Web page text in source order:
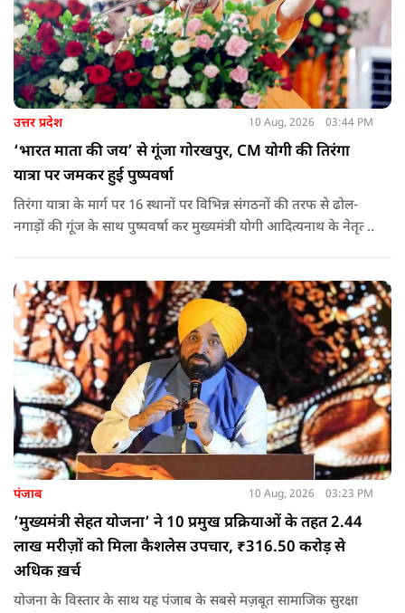
उत्तर प्रदेश 10 Aug, 2026 03:44 PM
‘भारत माता की जय’ से गूंजा गोरखपुर, CM योगी की तिरंगा
यात्रा पर जमकर हुई पुष्पवर्षा
तिरंगा यात्रा के मार्ग पर 16 स्थानों पर विभिन्न संगठनों की तरफ से ढोल-
नगाड़ों की गूंज के साथ पुष्पवर्षा कर मुख्यमंत्री योगी आदित्यनाथ के नेतृत्व
पंजाब 10 Aug, 2026 03:23 PM
’मुख्यमंत्री सेहत योजना’ ने 10 प्रमुख प्रक्रियाओं के तहत 2.44
लाख मरीज़ों को मिला कैशलेस उपचार, ₹316.50 करोड़ से
अधिक ख़र्च
योजना के विस्तार के साथ यह पंजाब के सबसे मज़बूत सामाजिक सुरक्षा